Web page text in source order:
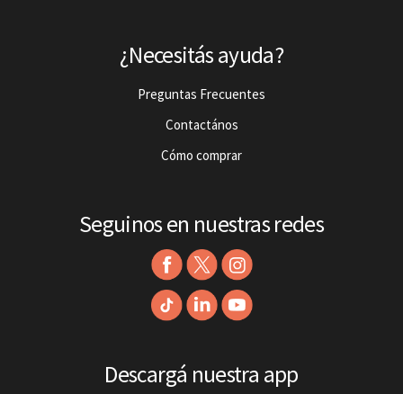
¿Necesitás ayuda?
Preguntas Frecuentes
Contactános
Cómo comprar
Seguinos en nuestras redes
Descargá nuestra app